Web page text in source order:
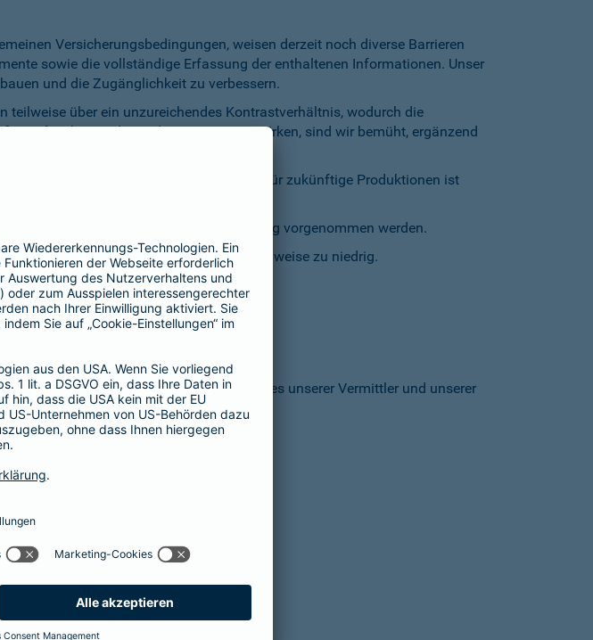
Versicherungsbedingungen, weisen derzeit noch diverse Barrieren
sowie die vollständige Erfassung der enthaltenen Informationen. Unser
und die Zugänglichkeit zu verbessern.
teilweise über ein unzureichendes Kontrastverhältnis, wodurch die
erfassbar sind. Um dem entgegenzuwirken, sind wir bemüht, ergänzend
was ihre Zugänglichkeit einschränkt. Für zukünftige Produktionen ist
momentan nicht per Tastaturbedienung vorgenommen werden.
zwischen Schrift und Hintergrund stellenweise zu niedrig.
Barrierefreiheit auf den Homepages unserer Vermittler und unserer